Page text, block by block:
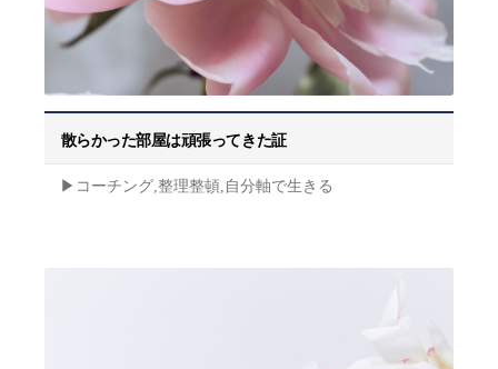
散らかった部屋は頑張ってきた証
▶︎コーチング,整理整頓,自分軸で生きる